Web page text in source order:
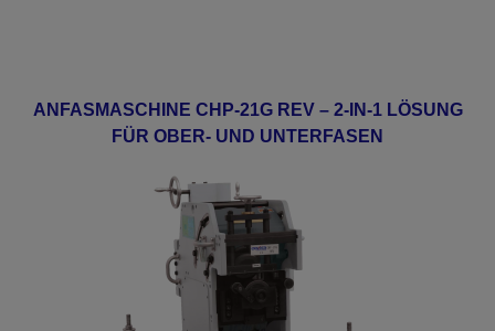
ANFASMASCHINE CHP-21G REV – 2-IN-1 LÖSUNG
FÜR OBER- UND UNTERFASEN